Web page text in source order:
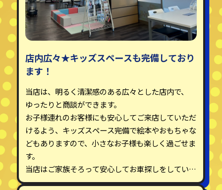
店内広々★キッズスペースも完備しており
ます！
当店は、明るく清潔感のある広々とした店内で、
ゆったりと商談ができます。
お子様連れのお客様にも安心してご来店していただ
けるよう、キッズスペース完備で絵本やおもちゃな
どもありますので、小さなお子様も楽しく過ごせま
す。
当店はご家族そろって安心してお車探しをしていた
だける空間づくりを心掛けています。